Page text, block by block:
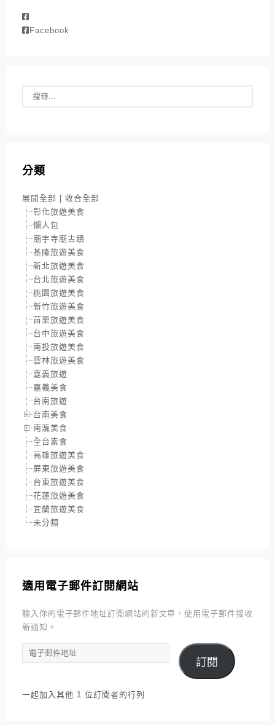
Facebook
分類
展開全部 | 收合全部
彰化旅遊美食
懶人包
廟宇寺廟古蹟
基隆旅遊美食
新北旅遊美食
台北旅遊美食
桃園旅遊美食
新竹旅遊美食
苗栗旅遊美食
台中旅遊美食
南投旅遊美食
雲林旅遊美食
嘉義旅遊
嘉義美食
台南旅遊
台南美食
南瀛美食
全台素食
高雄旅遊美食
屏東旅遊美食
台東旅遊美食
花蓮旅遊美食
宜蘭旅遊美食
未分類
適用電子郵件訂閱網站
輸入你的電子郵件地址訂閱網站的新文章，使用電子郵件接收
新通知。
電
子
件
訂閱
一起加入其他 1 位訂閱者的行列